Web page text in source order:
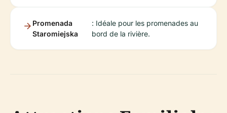
Promenada
Staromiejska
: Idéale pour les promenades au
bord de la rivière.